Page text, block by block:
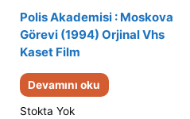
Polis Akademisi : Moskova
Görevi (1994) Orjinal Vhs
Kaset Film
Devamını oku
Stokta Yok